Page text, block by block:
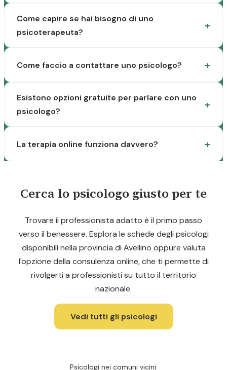
Come capire se hai bisogno di uno
psicoterapeuta?
Come faccio a contattare uno psicologo?
Esistono opzioni gratuite per parlare con uno
psicologo?
La terapia online funziona davvero?
Cerca lo psicologo giusto per te
Trovare il professionista adatto è il primo passo
verso il benessere. Esplora le schede degli psicologi
disponibili nella provincia di Avellino oppure valuta
l'opzione della consulenza online, che ti permette di
rivolgerti a professionisti su tutto il territorio
nazionale.
Vedi tutti gli psicologi
Psicologi nei comuni vicini: